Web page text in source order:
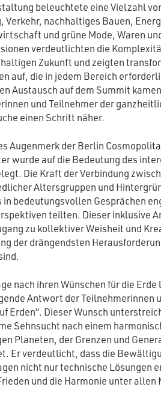
beleuchtete eine Vielzahl
Verkehr, nachhaltiges Bauen,
und grüne Mode, Waren
verdeutlichten die
Zukunft und zeigten
auf, die in jedem Bereich
Austausch auf dem Summit
und Teilnehmer der
einen Schritt näher.
Augenmerk der Berlin
wurde auf die Bedeutung des
Die Kraft der Verbindung
Altersgruppen und
in bedeutungsvollen Gesprächen
teilten. Dieser inklusive
zu kollektiver Weisheit und
der drängendsten
nach ihren Wünschen für die
Antwort der Teilnehmerinnen
Erden“. Dieser Wunsch
Sehnsucht nach einem
Planeten, der Grenzen und
Er verdeutlicht, dass die
nicht nur technische Lösungen
und die Harmonie unter allen